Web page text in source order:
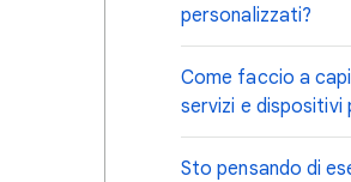
personalizzati?
Come faccio a
servizi e dispositivi
Sto pensando di